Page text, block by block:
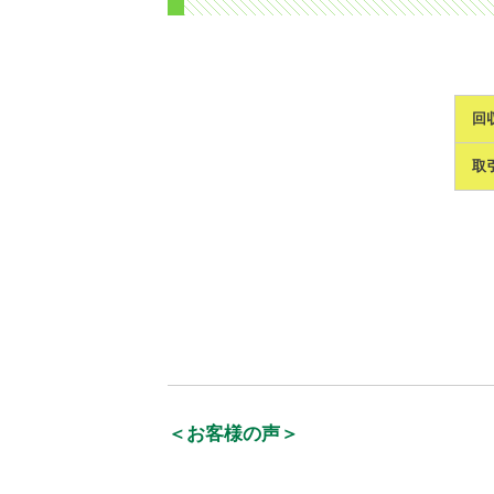
回
取
＜お客様の声＞